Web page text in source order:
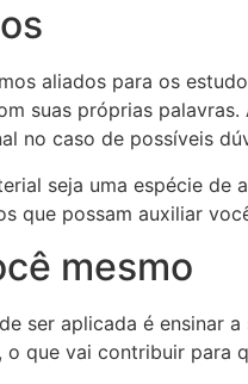
aliados para os
suas próprias
no caso de possíveis
seja uma espécie
que possam auxiliar
mesmo
ser aplicada é ensinar
o que vai contribuir para